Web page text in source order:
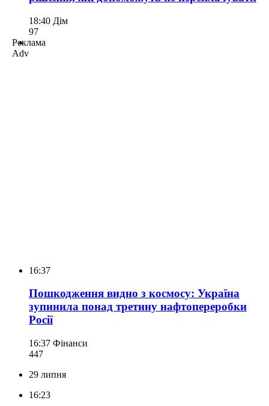
18:40 Дім
97
Реклама
Adv
16:37
Пошкодження видно з космосу: Україна
зупинила понад третину нафтопереробки
Росії
16:37 Фінанси
447
29 липня
16:23